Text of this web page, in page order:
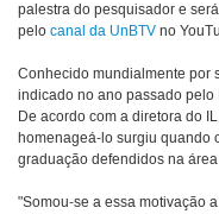
palestra do pesquisador e
pelo canal da UnBTV no
Conhecido mundialmente por
indicado no ano passado pelo
De acordo com a diretora do
homenageá-lo surgiu quando
graduação defendidos na
"Somou-se a essa motivação